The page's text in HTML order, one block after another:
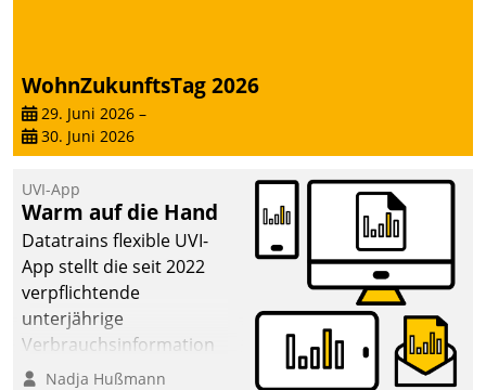
– und beschleunigt damit
den Weg vom
Mieteranliegen zum
WohnZukunftsTag 2026
29. Juni 2026 –
30. Juni 2026
UVI-App
Warm auf die Hand
Datatrains flexible UVI-
App stellt die seit 2022
verpflichtende
unterjährige
Verbrauchsinformation
schnell, zuverlässig und
Nadja Hußmann